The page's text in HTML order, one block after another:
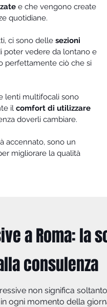
e che vengono create
quotidiane.
ci sono delle sezioni
poter vedere da lontano e
perfettamente ciò che si
lenti multifocali sono
il comfort di utilizzare
doverli cambiare.
accennato, sono un
migliorare la qualità
a Roma: la
consulenza
non significa
ogni momento della